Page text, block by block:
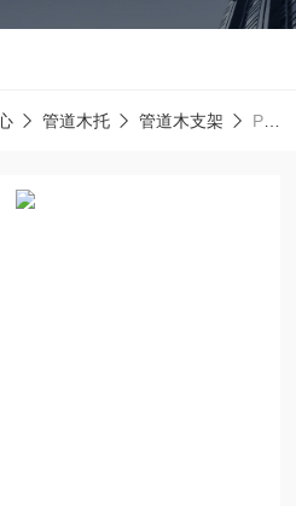
线留言管道木托 管道木支架 PE管托码 铁卡抱箍 防腐管道木托